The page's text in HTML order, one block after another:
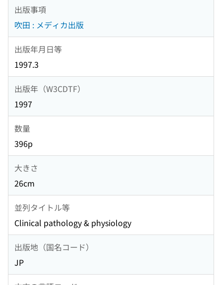
出版事項
吹田 : メディカ出版
出版年月日等
1997.3
出版年（W3CDTF）
1997
数量
396p
大きさ
26cm
並列タイトル等
Clinical pathology & physiology
出版地（国名コード）
JP